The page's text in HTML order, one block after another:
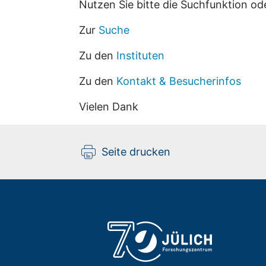
Nutzen Sie bitte die Suchfunktion
Zur Suche
Zu den Instituten
Zu den Kontakt & Besucherinfos
Vielen Dank
Seite drucken